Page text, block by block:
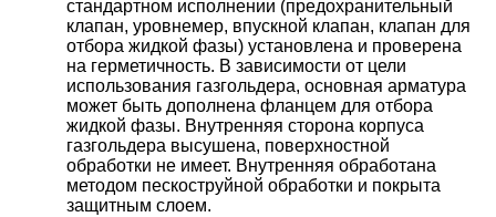
стандартном исполнении (предохранительный
клапан, уровнемер, впускной клапан, клапан для
отбора жидкой фазы) установлена и проверена
на герметичность. В зависимости от цели
использования газгольдера, основная арматура
может быть дополнена фланцем для отбора
жидкой фазы. Внутренняя сторона корпуса
газгольдера высушена, поверхностной
обработки не имеет. Внутренняя обработана
методом пескоструйной обработки и покрыта
защитным слоем.